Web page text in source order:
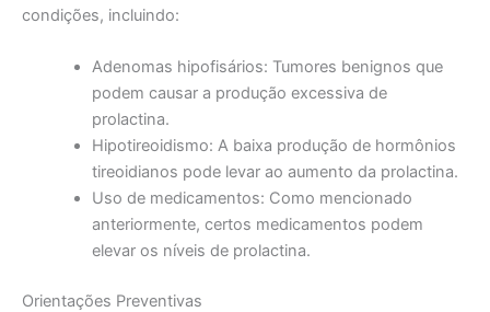
condições, incluindo:
Adenomas hipofisários: Tumores benignos que
podem causar a produção excessiva de
prolactina.
Hipotireoidismo: A baixa produção de hormônios
tireoidianos pode levar ao aumento da prolactina.
Uso de medicamentos: Como mencionado
anteriormente, certos medicamentos podem
elevar os níveis de prolactina.
Orientações Preventivas